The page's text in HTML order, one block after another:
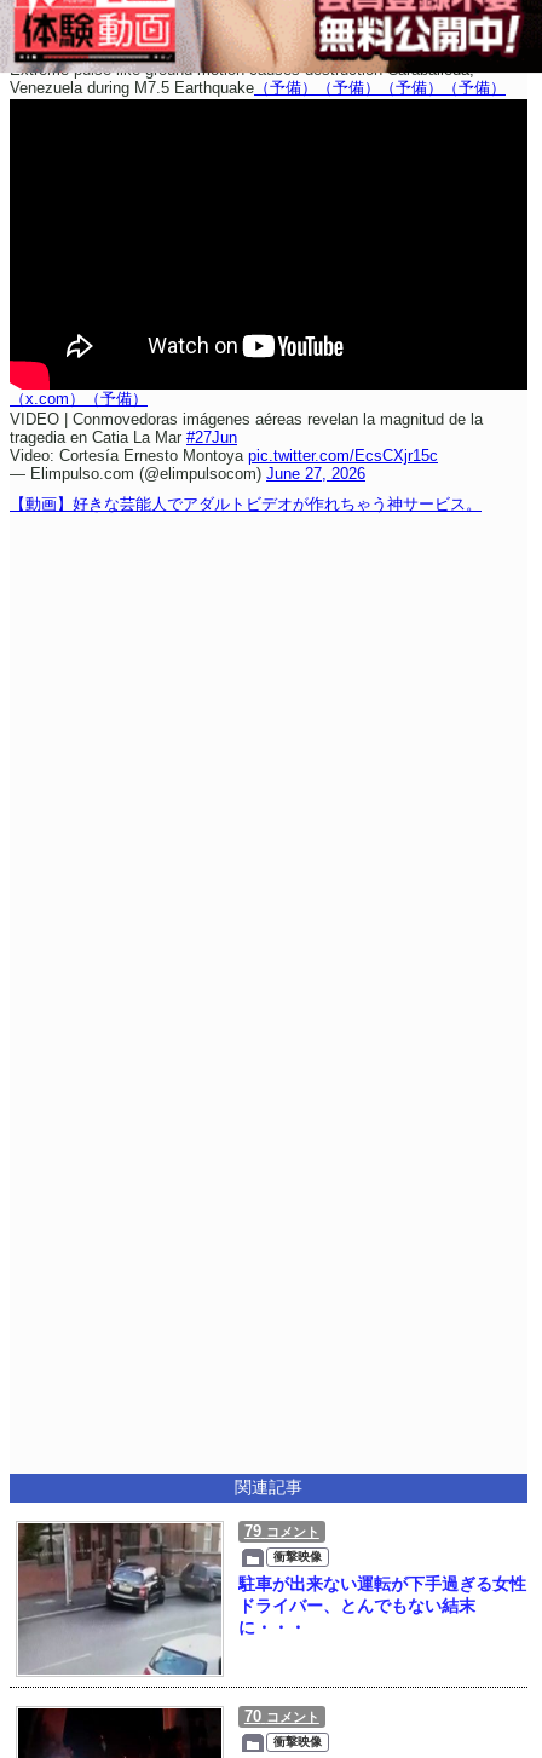
Extreme pulse-like ground motion causes destruction Caraballeda,
Venezuela during M7.5 Earthquake （予備） （予備） （予備） （予備）
（x.com）
（予備）
VIDEO | Conmovedoras imágenes aéreas revelan la magnitud de la
tragedia en Catia La Mar #27Jun
Video: Cortesía Ernesto Montoya pic.twitter.com/EcsCXjr15c
— Elimpulso.com (@elimpulsocom) June 27, 2026
【動画】好きな芸能人でアダルトビデオが作れちゃう神サービス。
関連記事
79 コメント
衝撃映像
駐車が出来ない運転が下手過ぎる女性
ドライバー、とんでもない結末
に・・・
70 コメント
衝撃映像